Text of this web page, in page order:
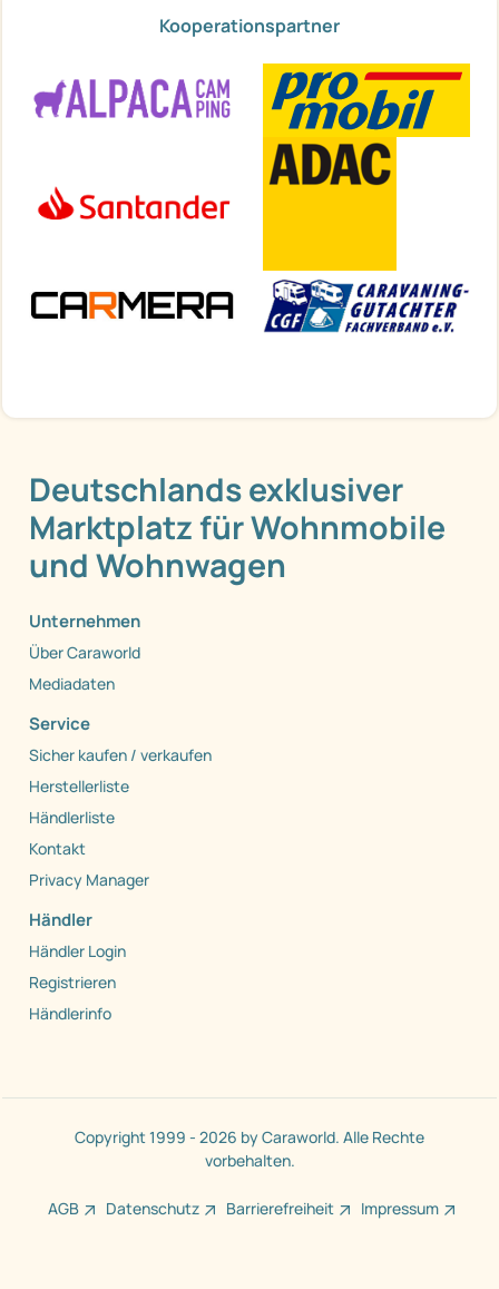
Kooperationspartner
Deutschlands exklusiver
Marktplatz für Wohnmobile
und Wohnwagen
Unternehmen
Über Caraworld
Mediadaten
Service
Sicher kaufen / verkaufen
Herstellerliste
Händlerliste
Kontakt
Privacy Manager
Händler
Händler Login
Registrieren
Händlerinfo
Copyright 1999 - 2026 by Caraworld. Alle Rechte
vorbehalten.
AGB Datenschutz Barrierefreiheit Impressum